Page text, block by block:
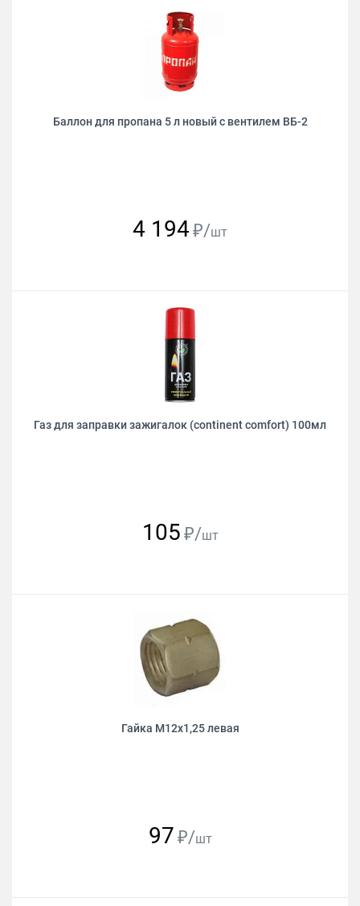
Баллон для пропана 5 л новый с вентилем ВБ-2
4 194₽/шт
Газ для заправки зажигалок (continent comfort) 100мл
105 ₽/шт
Гайка М12х1,25 левая
97 ₽/шт